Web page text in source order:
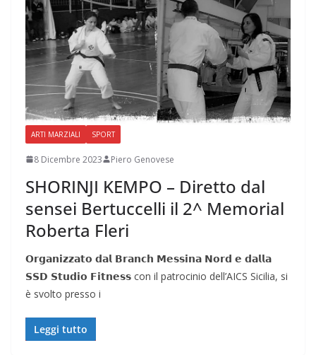
ARTI MARZIALI SPORT
8 Dicembre 2023 Piero Genovese
SHORINJI KEMPO – Diretto dal
sensei Bertuccelli il 2^ Memorial
Roberta Fleri
𝗢𝗿𝗴𝗮𝗻𝗶𝘇𝘇𝗮𝘁𝗼 𝗱𝗮𝗹 𝗕𝗿𝗮𝗻𝗰𝗵 𝗠𝗲𝘀𝘀𝗶𝗻𝗮 𝗡𝗼𝗿𝗱 𝗲 𝗱𝗮𝗹𝗹𝗮
𝗦𝗦𝗗 𝗦𝘁𝘂𝗱𝗶𝗼 𝗙𝗶𝘁𝗻𝗲𝘀𝘀 con il patrocinio dell’AICS Sicilia, si
è svolto presso i
Leggi tutto